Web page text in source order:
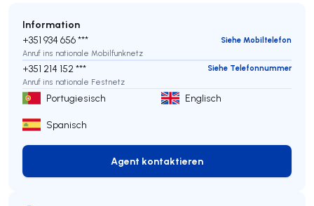
Information
+351 934 656 ***
Siehe Mobiltelefon
Anruf ins nationale Mobilfunknetz
+351 214 152 ***
Siehe Telefonnummer
Anruf ins nationale Festnetz
Portugiesisch Englisch
Spanisch
Agent kontaktieren
Agent kontaktieren